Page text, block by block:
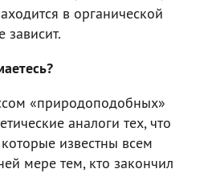
в органической
зависит.
«природоподобных»
аналоги тех, что
известны всем
мере тем, кто закончил